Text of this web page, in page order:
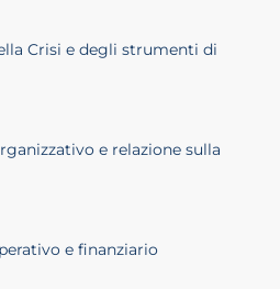
Crisi e degli strumenti di
e relazione sulla
e finanziario